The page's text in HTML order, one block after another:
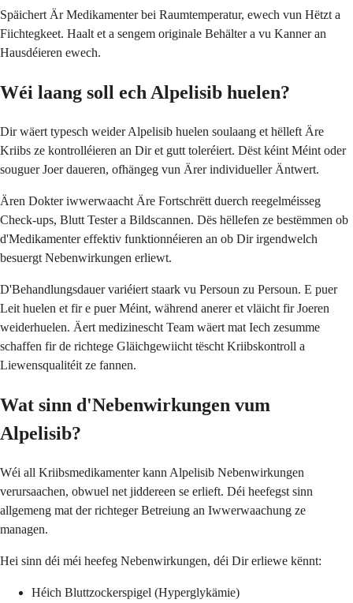
Späichert Är Medikamenter bei Raumtemperatur, ewech vun Hëtzt a
Fiichtegkeet. Haalt et a sengem originale Behälter a vu Kanner an
Hausdéieren ewech.
Wéi laang soll ech Alpelisib huelen?
Dir wäert typesch weider Alpelisib huelen soulaang et hëlleft Äre
Kriibs ze kontrolléieren an Dir et gutt toleréiert. Dëst kéint Méint oder
souguer Joer daueren, ofhängeg vun Ärer individueller Äntwert.
Ären Dokter iwwerwaacht Äre Fortschrëtt duerch reegelméisseg
Check-ups, Blutt Tester a Bildscannen. Dës hëllefen ze bestëmmen ob
d'Medikamenter effektiv funktionnéieren an ob Dir irgendwelch
besuergt Nebenwirkungen erliewt.
D'Behandlungsdauer variéiert staark vu Persoun zu Persoun. E puer
Leit huelen et fir e puer Méint, während anerer et vläicht fir Joeren
weiderhuelen. Äert medizinescht Team wäert mat Iech zesumme
schaffen fir de richtege Gläichgewiicht tëscht Kriibskontroll a
Liewensqualitéit ze fannen.
Wat sinn d'Nebenwirkungen vum
Alpelisib?
Wéi all Kriibsmedikamenter kann Alpelisib Nebenwirkungen
verursaachen, obwuel net jiddereen se erlieft. Déi heefegst sinn
allgemeng mat der richteger Betreiung an Iwwerwaachung ze
managen.
Hei sinn déi méi heefeg Nebenwirkungen, déi Dir erliewe kënnt:
Héich Bluttzockerspigel (Hyperglykämie)